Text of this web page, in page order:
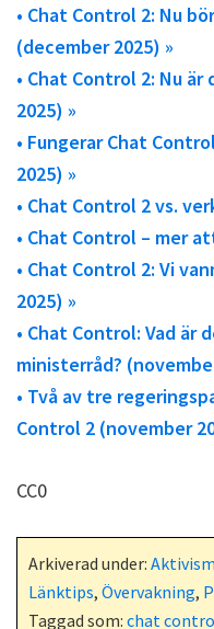
• Chat Control 2: Nu
(december 2025) »
• Chat Control 2: Nu
2025) »
• Fungerar Chat
2025) »
• Chat Control 2 vs.
• Chat Control – mer
• Chat Control 2: Vi
2025) »
• Chat Control: Vad är
ministerråd?
• Två av tre
Control 2 (november
CC0
Arkiverad under: Aktivism
Länktips, Övervakning,
Taggad som: chat